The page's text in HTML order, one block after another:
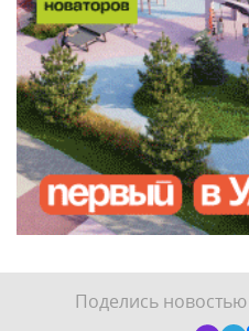
Поделись